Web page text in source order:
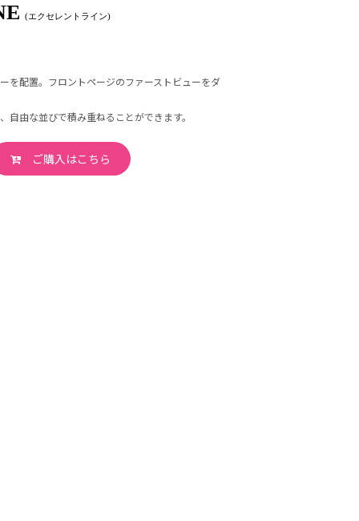
(エクセレントライン)
を配置。フロントページのファーストビューをダ
自由な並びで積み重ねることができます。
ご購入はこちら